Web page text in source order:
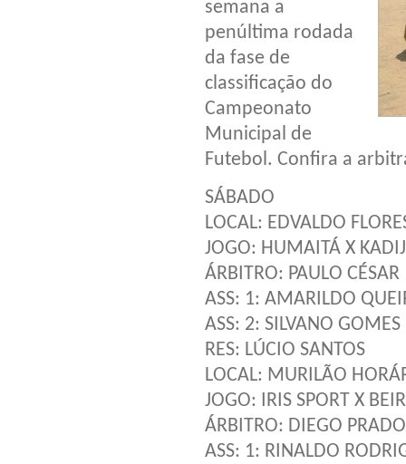
semana a
penúltima rodada
da fase de
classificação do
Campeonato
Municipal de
Futebol. Confira a
SÁBADO
LOCAL: EDVALDO
JOGO: HUMAITÁ X
ÁRBITRO: PAULO CÉSAR
ASS: 1: AMARILDO
ASS: 2: SILVANO GOMES
RES: LÚCIO SANTOS
LOCAL: MURILÃO
JOGO: IRIS SPORT X
ÁRBITRO: DIEGO PRADO
ASS: 1: RINALDO